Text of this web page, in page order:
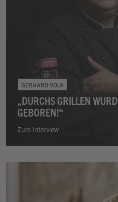
GERHARD VOLK
„DURCHS GRILLEN
GEBOREN!“
Zum Interview